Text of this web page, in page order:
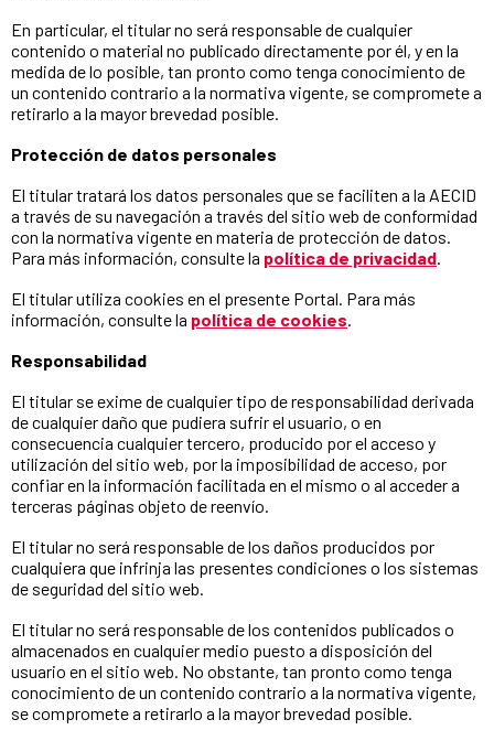
En particular, el titular no será responsable de cualquier
contenido o material no publicado directamente por él, y en la
medida de lo posible, tan pronto como tenga conocimiento de
un contenido contrario a la normativa vigente, se compromete a
retirarlo a la mayor brevedad posible.
Protección de datos personales
El titular tratará los datos personales que se faciliten a la AECID
a través de su navegación a través del sitio web de conformidad
con la normativa vigente en materia de protección de datos.
Para más información, consulte la política de privacidad
El titular utiliza cookies en el presente Portal. Para más
información, consulte la política de cookies
Responsabilidad
El titular se exime de cualquier tipo de responsabilidad derivada
de cualquier daño que pudiera sufrir el usuario, o en
consecuencia cualquier tercero, producido por el acceso y
utilización del sitio web, por la imposibilidad de acceso, por
confiar en la información facilitada en el mismo o al acceder a
terceras páginas objeto de reenvío.
El titular no será responsable de los daños producidos por
cualquiera que infrinja las presentes condiciones o los sistemas
de seguridad del sitio web.
El titular no será responsable de los contenidos publicados o
almacenados en cualquier medio puesto a disposición del
usuario en el sitio web. No obstante, tan pronto como tenga
conocimiento de un contenido contrario a la normativa vigente,
se compromete a retirarlo a la mayor brevedad posible.